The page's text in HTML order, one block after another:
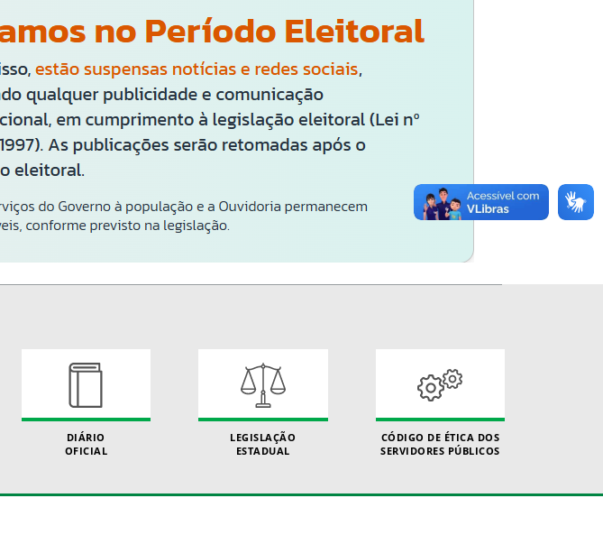
DIÁRIO
OFICIAL
LEGISLAÇÃO
ESTADUAL
CÓDIGO DE ÉTICA DOS
SERVIDORES PÚBLICOS